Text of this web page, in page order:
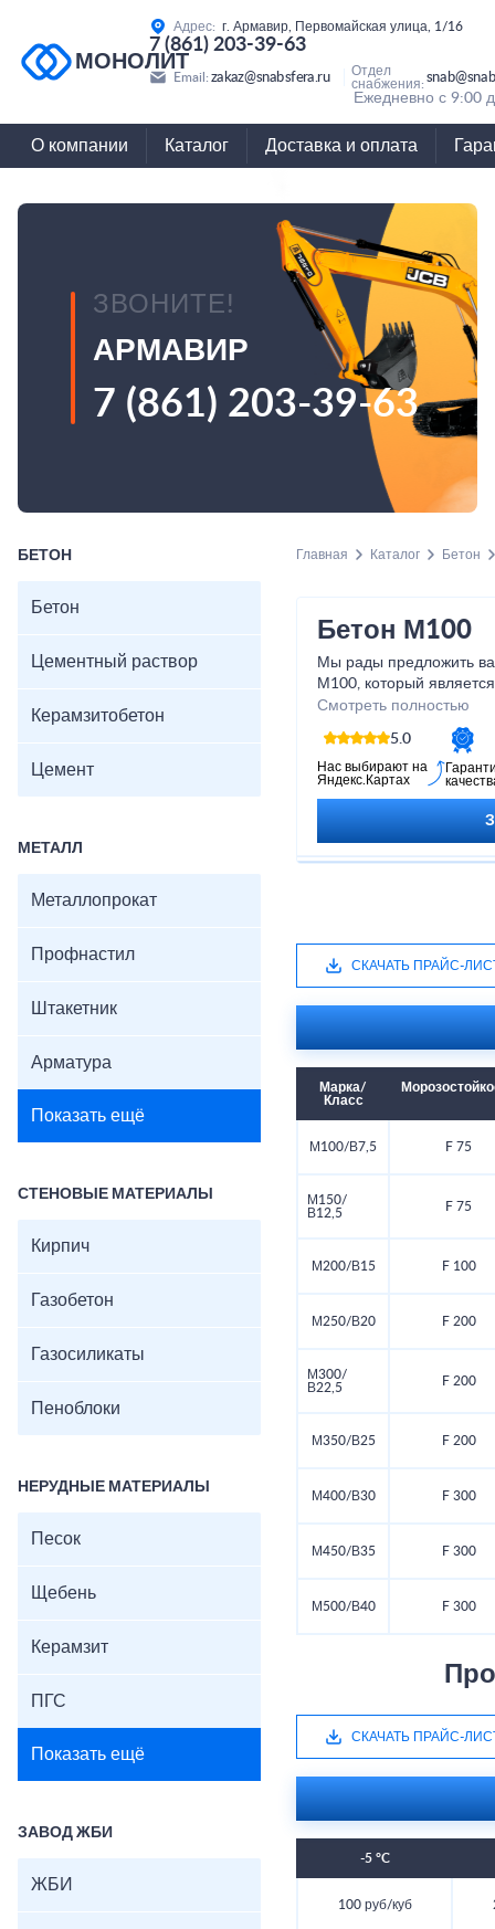
МОНОЛИТ
Адрес: г. Армавир, Первомайская улица, 1/16
7 (861) 203-39-63
Email: zakaz@snabsfera.ru
Отдел
снабжения:
Ежедневно с 9:00
О компании Каталог Доставка и оплата
ЗВОНИТЕ!
АРМАВИР
7 (861) 203-39-63
БЕТОН
Бетон
Цементный раствор
Керамзитобетон
Цемент
МЕТАЛЛ
Металлопрокат
Профнастил
Штакетник
Арматура
Показать ещё
СТЕНОВЫЕ МАТЕРИАЛЫ
Кирпич
Газобетон
Газосиликаты
Пеноблоки
НЕРУДНЫЕ МАТЕРИАЛЫ
Песок
Щебень
Керамзит
ПГС
Показать ещё
ЗАВОД ЖБИ
ЖБИ
Главная Каталог Бетон
Бетон М100
Мы рады предложить
М100, который
строительства
отличается
что делает его
проектов любого
бетон соответствует
Смотреть полностью
5.0
Нас выбирают на
Яндекс.Картах
СКАЧАТЬ ПРАЙС-
Марка/
Класс
М100/В7,5 F 75
М150/
В12,5
F 75
М200/В15 F 100
М250/В20 F 200
М300/
В22,5
F 200
М350/В25 F 200
М400/В30 F 300
М450/В35 F 300
М500/В40 F 300
СКАЧАТЬ ПРАЙС-
-5 °C
100 руб/куб